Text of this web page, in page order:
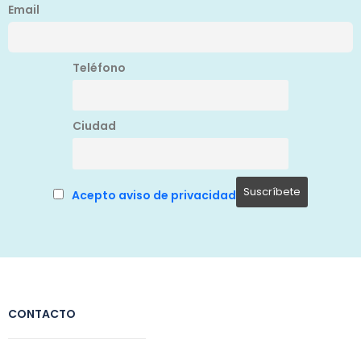
Email
Teléfono
Ciudad
Acepto aviso de privacidad
CONTACTO